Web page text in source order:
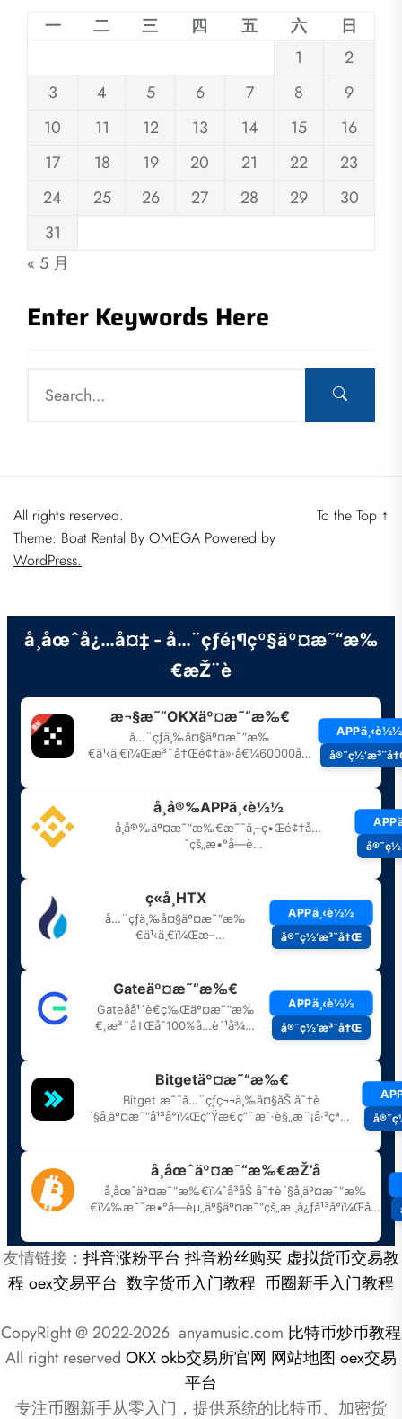
一
二 三 四 五 六
日
1
2
3
4 5 6 7 8
9
10
11 12 13 14 15
16
17
18 19 20 21 22
23
24
25 26 27 28 29
30
31
« 5 月
Enter Keywords Here
All rights reserved.
Theme: Boat Rental By OMEGA Powered by
WordPress.
To the Top ↑
友情链接： 抖音涨粉平台 抖音粉丝购买虚拟货币交易教
程oex交易平台 数字货币入门教程 币圈新手入门教程
CopyRight @ 2022-2026 anyamusic.com 比特币炒币教程
All right reserved OKXokb交易所官网 网站地图 oex交易
平台
专注币圈新手从零入门，提供系统的比特币、加密货